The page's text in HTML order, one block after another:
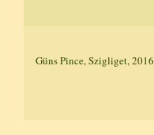
Güns Pince, Szigliget, 2016